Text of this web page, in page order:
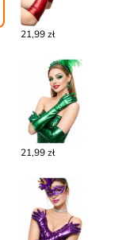
21,99 zł
21,99 zł